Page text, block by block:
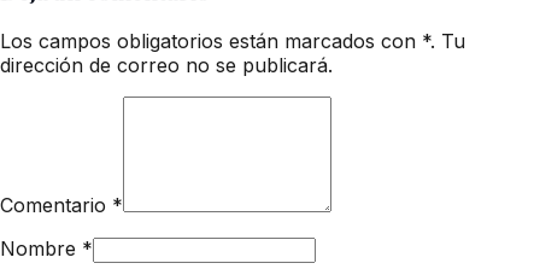
Los campos obligatorios están marcados con *. Tu
dirección de correo no se publicará.
Comentario *
Nombre *